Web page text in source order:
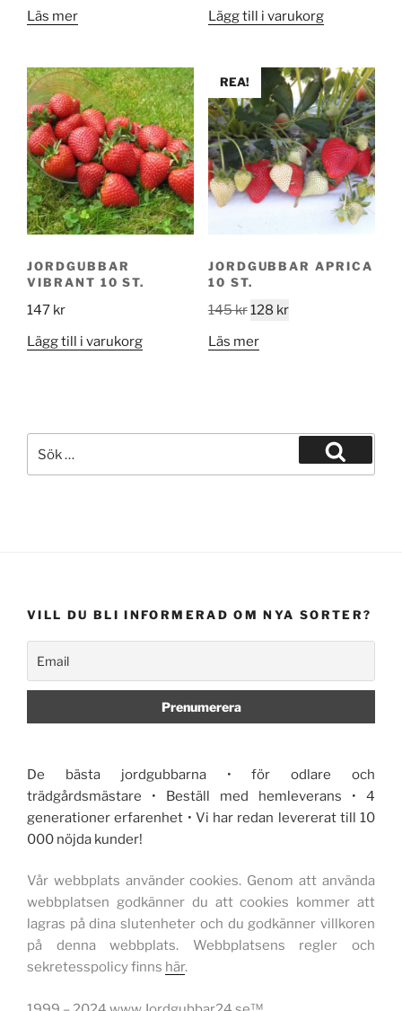
Läs mer
Lägg till i varukorg
JORDGUBBAR
VIBRANT 10 ST.
147 kr
Lägg till i varukorg
REA!
JORDGUBBAR APRICA
10 ST.
145krDet
priset
128 krDet
Läs mer
efter:
Sök
VILL DU BLI INFORMERAD OM NYA SORTER?
De bästa jordgubbarna • för odlare och
trädgårdsmästare • Beställ med hemleverans • 4
generationer erfarenhet • Vi har redan levererat till 10
000 nöjda kunder!
Vår webbplats använder cookies. Genom att använda
webbplatsen godkänner du att cookies kommer att
lagras på dina slutenheter och du godkänner villkoren
på denna webbplats. Webbplatsens regler och
sekretesspolicy finns här.